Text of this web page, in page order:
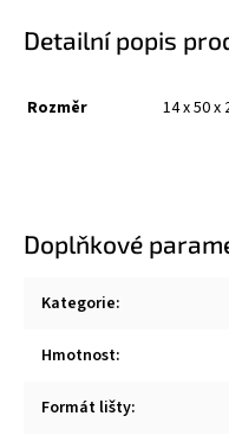
Detailní popis
Rozměr 14 x 50 x
Doplňkové
Kategorie:
Hmotnost:
Formát lišty: